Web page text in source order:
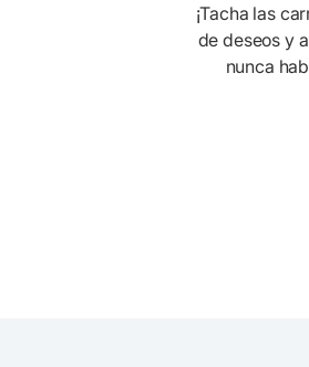
¡Tacha las
de deseos y
nunca